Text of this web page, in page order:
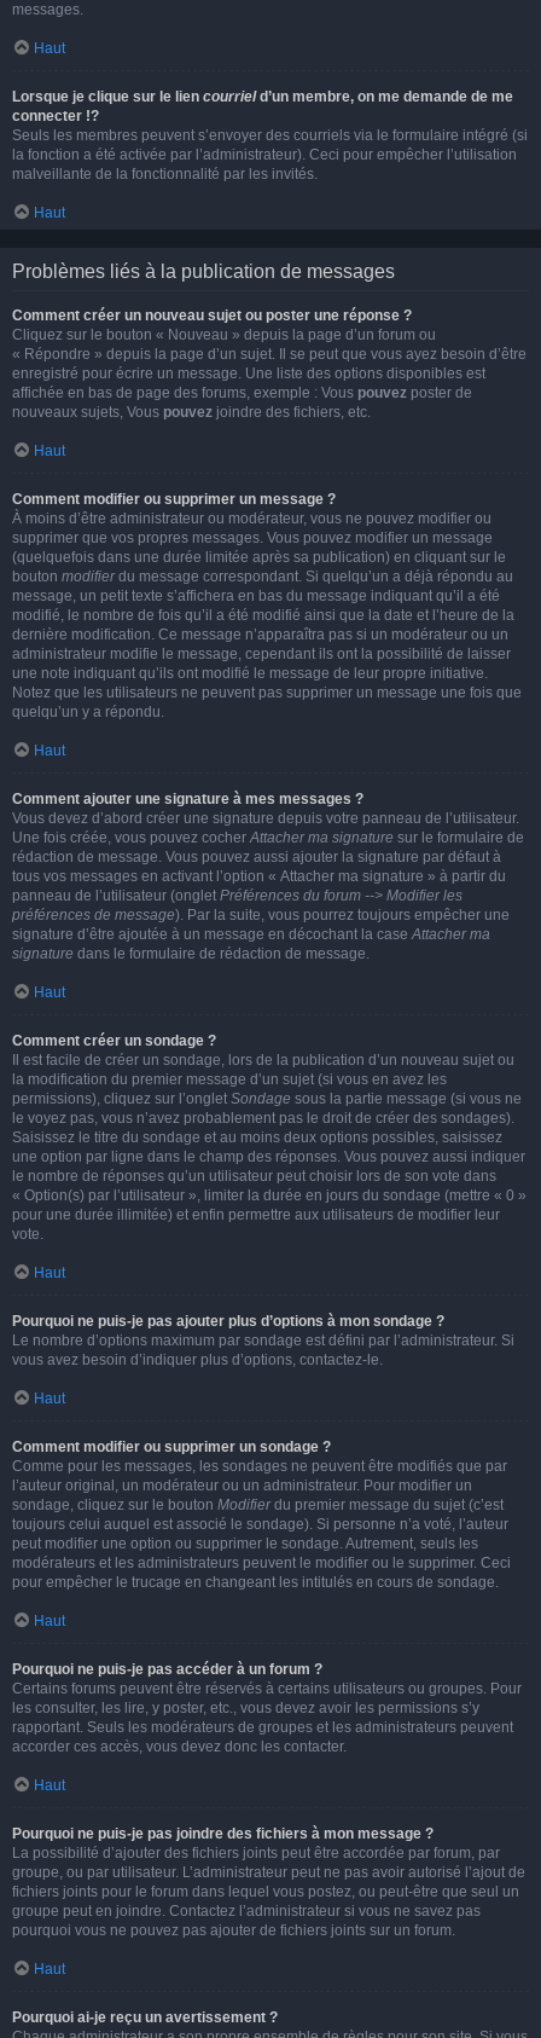
messages.
Haut
Lorsque je clique sur le lien courrield’un membre, on me demande de me
connecter !?
Seuls les membres peuvent s’envoyer des courriels via le formulaire intégré (si
la fonction a été activée par l’administrateur). Ceci pour empêcher l’utilisation
malveillante de la fonctionnalité par les invités.
Haut
Problèmes liés à la publication de messages
Comment créer un nouveau sujet ou poster une réponse ?
Cliquez sur le bouton « Nouveau » depuis la page d’un forum ou
« Répondre » depuis la page d’un sujet. Il se peut que vous ayez besoin d’être
enregistré pour écrire un message. Une liste des options disponibles est
affichée en bas de page des forums, exemple : Vous pouvez poster de
nouveaux sujets, Vous pouvez joindre des fichiers, etc.
Haut
Comment modifier ou supprimer un message ?
À moins d’être administrateur ou modérateur, vous ne pouvez modifier ou
supprimer que vos propres messages. Vous pouvez modifier un message
(quelquefois dans une durée limitée après sa publication) en cliquant sur le
bouton modifierdu message correspondant. Si quelqu’un a déjà répondu au
message, un petit texte s’affichera en bas du message indiquant qu’il a été
modifié, le nombre de fois qu’il a été modifié ainsi que la date et l’heure de la
dernière modification. Ce message n’apparaîtra pas si un modérateur ou un
administrateur modifie le message, cependant ils ont la possibilité de laisser
une note indiquant qu’ils ont modifié le message de leur propre initiative.
Notez que les utilisateurs ne peuvent pas supprimer un message une fois que
quelqu’un y a répondu.
Haut
Comment ajouter une signature à mes messages ?
Vous devez d’abord créer une signature depuis votre panneau de l’utilisateur.
Une fois créée, vous pouvez cocherAttacher ma signature sur le formulaire de
rédaction de message. Vous pouvez aussi ajouter la signature par défaut à
tous vos messages en activant l’option « Attacher ma signature » à partir du
panneau de l’utilisateur (onglet Préférences du forum --> Modifier les
préférences de message). Par la suite, vous pourrez toujours empêcher une
signature d’être ajoutée à un message en décochant la caseAttacher ma
signature dans le formulaire de rédaction de message.
Haut
Comment créer un sondage ?
Il est facile de créer un sondage, lors de la publication d’un nouveau sujet ou
la modification du premier message d’un sujet (si vous en avez les
permissions), cliquez sur l’onglet Sondage sous la partie message (si vous ne
le voyez pas, vous n’avez probablement pas le droit de créer des sondages).
Saisissez le titre du sondage et au moins deux options possibles, saisissez
une option par ligne dans le champ des réponses. Vous pouvez aussi indiquer
le nombre de réponses qu’un utilisateur peut choisir lors de son vote dans
« Option(s) par l’utilisateur », limiter la durée en jours du sondage (mettre « 0 »
pour une durée illimitée) et enfin permettre aux utilisateurs de modifier leur
vote.
Haut
Pourquoi ne puis-je pas ajouter plus d’options à mon sondage ?
Le nombre d’options maximum par sondage est défini par l’administrateur. Si
vous avez besoin d’indiquer plus d’options, contactez-le.
Haut
Comment modifier ou supprimer un sondage ?
Comme pour les messages, les sondages ne peuvent être modifiés que par
l’auteur original, un modérateur ou un administrateur. Pour modifier un
sondage, cliquez sur le bouton Modifierdu premier message du sujet (c’est
toujours celui auquel est associé le sondage). Si personne n’a voté, l’auteur
peut modifier une option ou supprimer le sondage. Autrement, seuls les
modérateurs et les administrateurs peuvent le modifier ou le supprimer. Ceci
pour empêcher le trucage en changeant les intitulés en cours de sondage.
Haut
Pourquoi ne puis-je pas accéder à un forum ?
Certains forums peuvent être réservés à certains utilisateurs ou groupes. Pour
les consulter, les lire, y poster, etc., vous devez avoir les permissions s’y
rapportant. Seuls les modérateurs de groupes et les administrateurs peuvent
accorder ces accès, vous devez donc les contacter.
Haut
Pourquoi ne puis-je pas joindre des fichiers à mon message ?
La possibilité d’ajouter des fichiers joints peut être accordée par forum, par
groupe, ou par utilisateur. L’administrateur peut ne pas avoir autorisé l’ajout de
fichiers joints pour le forum dans lequel vous postez, ou peut-être que seul un
groupe peut en joindre. Contactez l’administrateur si vous ne savez pas
pourquoi vous ne pouvez pas ajouter de fichiers joints sur un forum.
Haut
Pourquoi ai-je reçu un avertissement ?